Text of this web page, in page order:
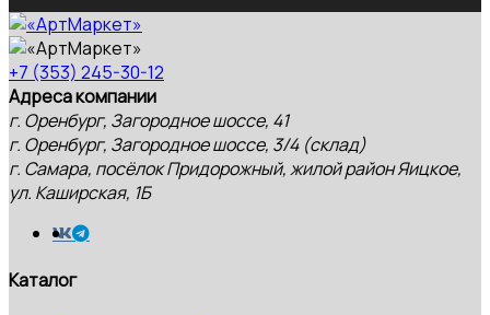
+7 (353) 245-30-12
Адреса компании
г. Оренбург, Загородное шоссе, 41
г. Оренбург, Загородное шоссе, 3/4 (склад)
г. Самара, посёлок Придорожный, жилой район Яицкое,
ул. Каширская, 1Б
Каталог